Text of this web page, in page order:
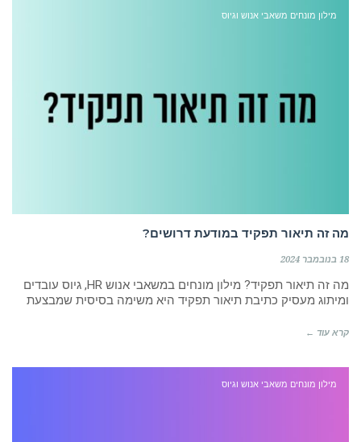
מילון מונחים משאבי אנוש וגיוס
מה זה תיאור תפקיד במודעת דרושים?
18 בנובמבר 2024
מה זה תיאור תפקיד? מילון מונחים במשאבי אנוש HR, גיוס עובדים
ומיתוג מעסיק כתיבת תיאור תפקיד היא משימה בסיסית שמבצעת
קרא עוד ←
מילון מונחים משאבי אנוש וגיוס